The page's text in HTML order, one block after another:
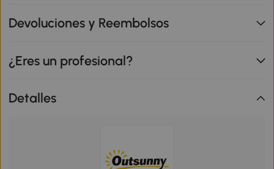
Devoluciones y Reembolsos
¿Eres un profesional?
Detalles